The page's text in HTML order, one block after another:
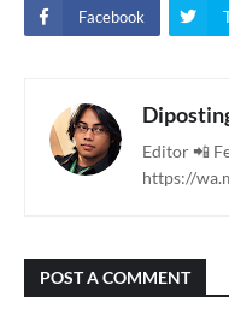
Facebook
Editor 📲
https://
POST A COMMENT